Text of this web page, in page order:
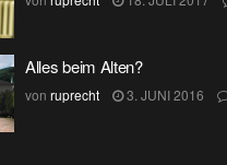
Alles beim Alten?
von ruprecht 3. JUNI 2016